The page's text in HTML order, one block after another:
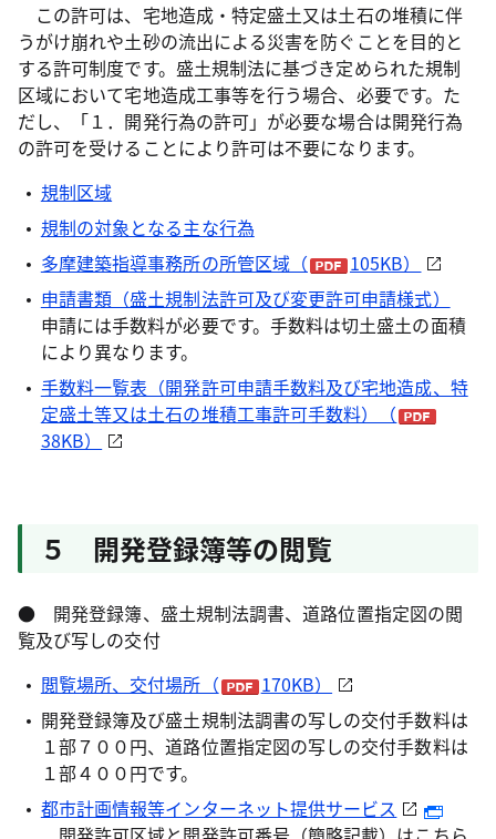
この許可は、宅地造成・特定盛土又は土石の堆積に伴
うがけ崩れや土砂の流出による災害を防ぐことを目的と
する許可制度です。盛土規制法に基づき定められた規制
区域において宅地造成工事等を行う場合、必要です。た
だし、「１．開発行為の許可」が必要な場合は開発行為
の許可を受けることにより許可は不要になります。
規制区域
規制の対象となる主な行為
多摩建築指導事務所の所管区域（
105KB）
申請書類（盛土規制法許可及び変更許可申請様式）
申請には手数料が必要です。手数料は切土盛土の面積
により異なります。
手数料一覧表（開発許可申請手数料及び宅地造成、特
定盛土等又は土石の堆積工事許可手数料）（
38KB）
５ 開発登録簿等の閲覧
● 開発登録簿、盛土規制法調書、道路位置指定図の閲
覧及び写しの交付
閲覧場所、交付場所（
170KB）
開発登録簿及び盛土規制法調書の写しの交付手数料は
１部７００円、道路位置指定図の写しの交付手数料は
１部４００円です。
都市計画情報等インターネット提供サービス